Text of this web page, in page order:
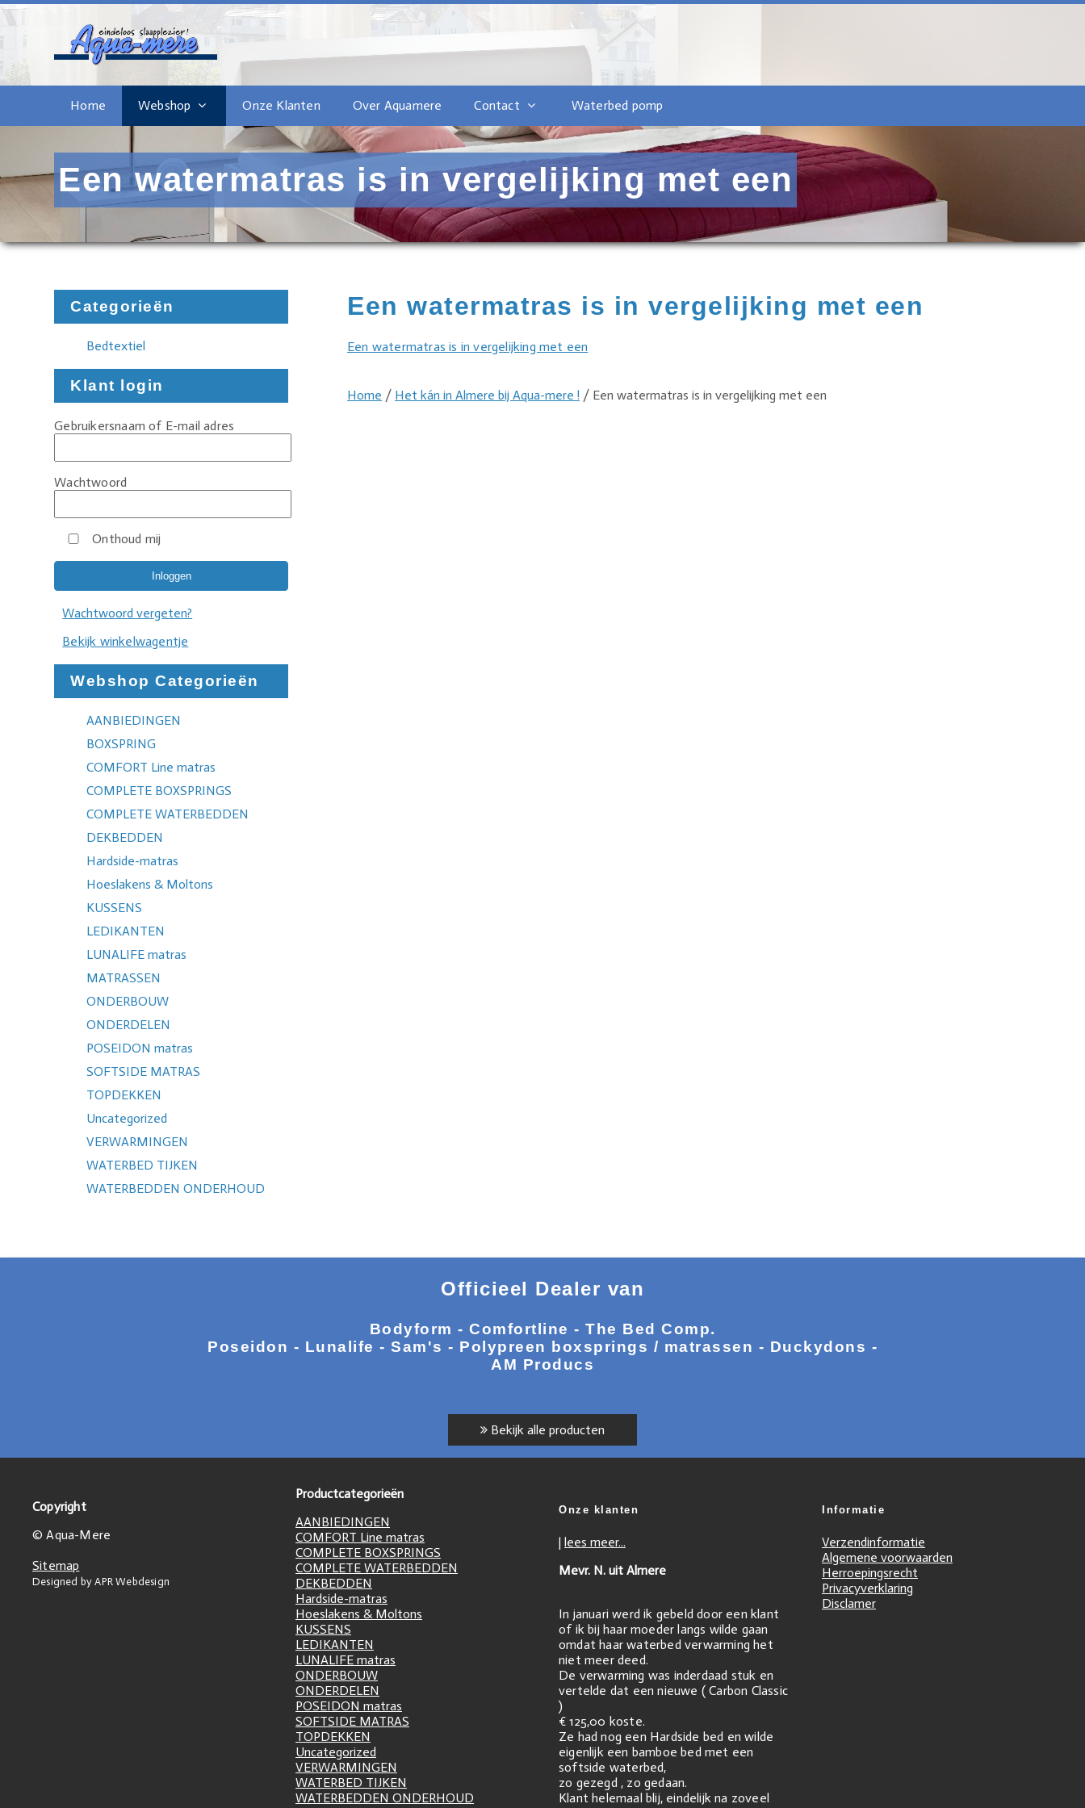
Home Webshop Onze Klanten Over Aquamere Contact Waterbed pomp
Een watermatras is in vergelijking met een
Categorieën
Bedtextiel
Klant login
Gebruikersnaam of E-mail adres
Wachtwoord
Onthoud mij
Wachtwoord vergeten?
Bekijk winkelwagentje
Webshop Categorieën
AANBIEDINGEN
BOXSPRING
COMFORT Line matras
COMPLETE BOXSPRINGS
COMPLETE WATERBEDDEN
DEKBEDDEN
Hardside-matras
Hoeslakens & Moltons
KUSSENS
LEDIKANTEN
LUNALIFE matras
MATRASSEN
ONDERBOUW
ONDERDELEN
POSEIDON matras
SOFTSIDE MATRAS
TOPDEKKEN
Uncategorized
VERWARMINGEN
WATERBED TIJKEN
WATERBEDDEN ONDERHOUD
Een watermatras is in vergelijking met een
Een watermatras is in vergelijking met een
Home / Het kán in Almere bij Aqua-mere ! / Een watermatras is in vergelijking met een
Officieel Dealer van
Bodyform - Comfortline - The Bed Comp.
Poseidon - Lunalife - Sam's - Polypreen boxsprings / matrassen - Duckydons -
AM Producs
Bekijk alle producten
Copyright
© Aqua-Mere
Sitemap
Designed by APR Webdesign
Productcategorieën
AANBIEDINGEN
COMFORT Line matras
COMPLETE BOXSPRINGS
COMPLETE WATERBEDDEN
DEKBEDDEN
Hardside-matras
Hoeslakens & Moltons
KUSSENS
LEDIKANTEN
LUNALIFE matras
ONDERBOUW
ONDERDELEN
POSEIDON matras
SOFTSIDE MATRAS
TOPDEKKEN
Uncategorized
VERWARMINGEN
WATERBED TIJKEN
WATERBEDDEN ONDERHOUD
Onze klanten
| lees meer...
Mevr. N. uit Almere
In januari werd ik gebeld door een klant
of ik bij haar moeder langs wilde gaan
omdat haar waterbed verwarming het
niet meer deed.
De verwarming was inderdaad stuk en
vertelde dat een nieuwe ( Carbon Classic
)
€ 125,00 koste.
Ze had nog een Hardside bed en wilde
eigenlijk een bamboe bed met een
softside waterbed,
zo gezegd , zo gedaan.
Klant helemaal blij, eindelijk na zoveel
Informatie
Verzendinformatie
Algemene voorwaarden
Herroepingsrecht
Privacyverklaring
Disclamer